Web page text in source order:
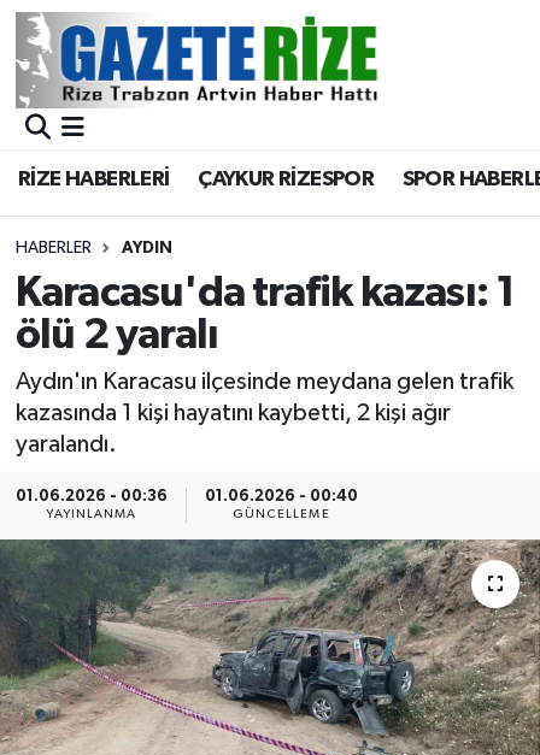
RİZE HABERLERİ ÇAYKUR RİZESPOR SPOR
HABERLER AYDIN
Karacasu'da trafik kazası: 1
ölü 2 yaralı
Aydın'ın Karacasu ilçesinde meydana gelen trafik
kazasında 1 kişi hayatını kaybetti, 2 kişi ağır
yaralandı.
01.06.2026 - 00:36
YAYINLANMA
01.06.2026 - 00:40
GÜNCELLEME
BÖLGEMİZ
Asayiş
Rize Jandarma Komutanlığı
Bilim Teknoloji
Canlı Maç
ÇEVRE
Dış Haberler
Dünya
Merkez Nöbetçi Eczaneler
Merkez Trafik Yoğunluk Haritası
Süper Lig Puan Durumu ve Fikstür
Tüm Manşetler
Son Dakika Haberleri